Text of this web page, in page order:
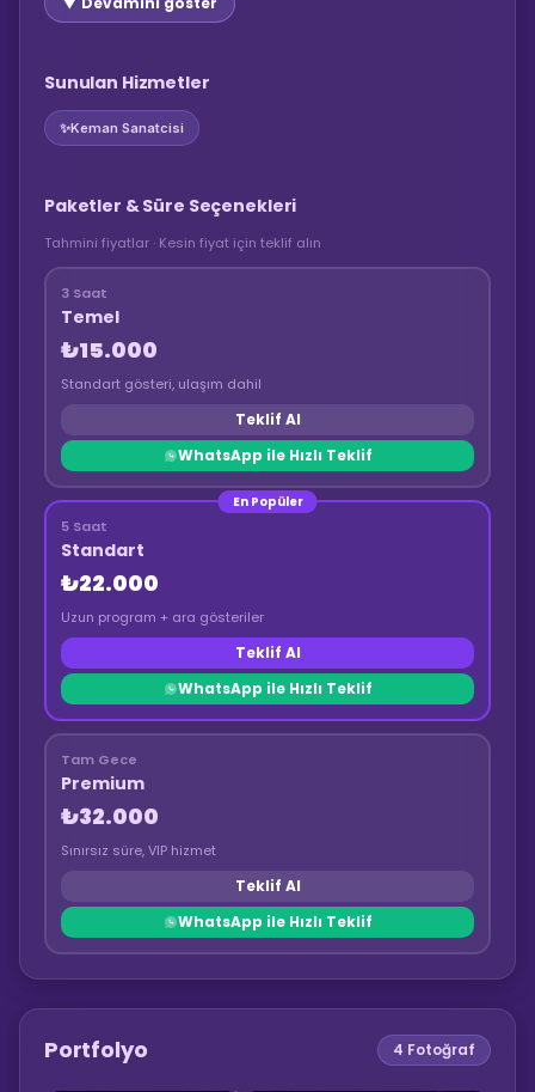
Sunulan Hizmetler
✨Keman Sanatcisi
Paketler & Süre Seçenekleri
Tahmini fiyatlar · Kesin fiyat için teklif alın
3 Saat
Temel
₺15.000
Standart gösteri, ulaşım dahil
Teklif Al
WhatsApp ile Hızlı Teklif
En Popüler
5 Saat
Standart
₺22.000
Uzun program + ara gösteriler
Teklif Al
WhatsApp ile Hızlı Teklif
Tam Gece
Premium
₺32.000
Sınırsız süre, VIP hizmet
Teklif Al
WhatsApp ile Hızlı Teklif
Portfolyo 4 Fotoğraf